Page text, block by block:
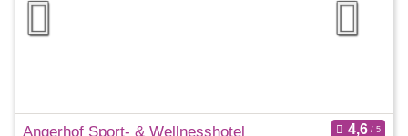
Angerhof Sport- & Wellnesshotel